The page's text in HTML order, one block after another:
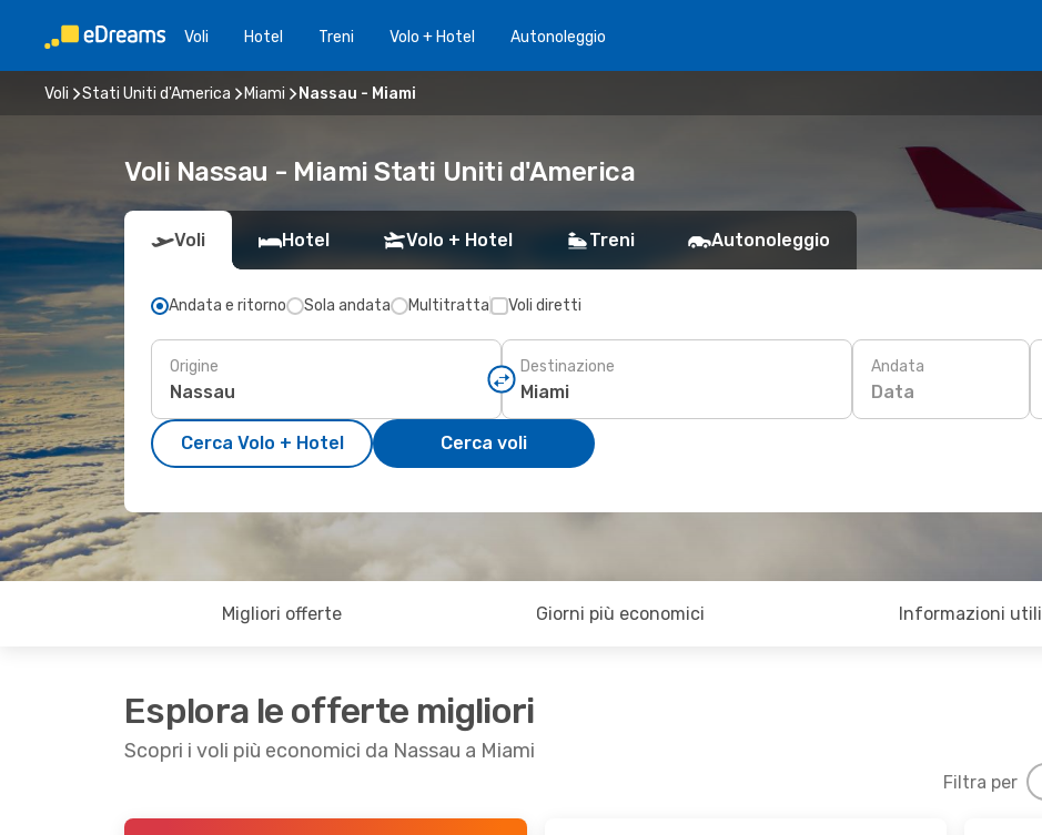
Voli Hotel Treni Volo + Hotel Autonoleggio
Voli Stati Uniti d'America Miami Nassau - Miami
Voli Nassau - Miami Stati Uniti d'America
Voli Hotel Volo + Hotel Treni Autonoleggio
Andata e ritorno Sola andata Multitratta Voli diretti
Origine Destinazione Andata
Data
Cerca Volo + Hotel Cerca voli
Migliori offerte Giorni più economici Informazioni utili
Esplora le offerte migliori
Scopri i voli più economici da Nassau a Miami
Filtra per